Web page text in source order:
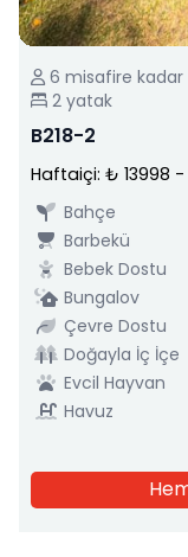
6 misafire kadar
2 yatak
B218-2
Haftaiçi: ₺ 13998 -
Bahçe
Barbekü
Bebek Dostu
Bungalov
Çevre Dostu
Doğayla İç İçe
Evcil Hayvan
Havuz